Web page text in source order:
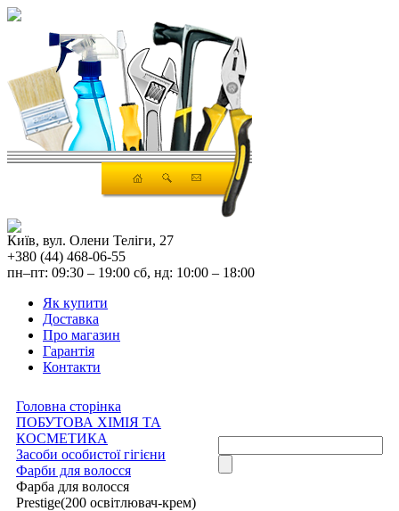
Київ, вул. Олени Теліги, 27
+380 (44) 468-06-55
пн–пт: 09:30 – 19:00 сб, нд: 10:00 – 18:00
Як купити
Доставка
Про магазин
Гарантія
Контакти
Головна сторінка
ПОБУТОВА ХІМІЯ ТА
КОСМЕТИКА
Засоби особистої гігієни
Фарби для волосся
Фарба для волосся
Prestige(200 освітлювач-крем)